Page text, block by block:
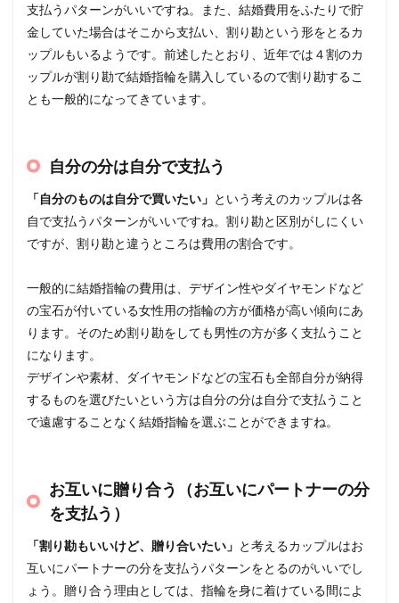
支払うパターンがいいですね。また、結婚費用をふたりで貯
金していた場合はそこから支払い、割り勘という形をとるカ
ップルもいるようです。前述したとおり、近年では４割のカ
ップルが割り勘で結婚指輪を購入しているので割り勘するこ
とも一般的になってきています。
自分の分は自分で支払う
「自分のものは自分で買いたい」 という考えのカップルは各
自で支払うパターンがいいですね。割り勘と区別がしにくい
ですが、割り勘と違うところは費用の割合です。
一般的に結婚指輪の費用は、デザイン性やダイヤモンドなど
の宝石が付いている女性用の指輪の方が価格が高い傾向にあ
ります。そのため割り勘をしても男性の方が多く支払うこと
になります。
デザインや素材、ダイヤモンドなどの宝石も全部自分が納得
するものを選びたいという方は自分の分は自分で支払うこと
で遠慮することなく結婚指輪を選ぶことができますね。
お互いに贈り合う（お互いにパートナーの分
を支払う）
「割り勘もいいけど、贈り合いたい」 と考えるカップルはお
互いにパートナーの分を支払うパターンをとるのがいいでし
ょう。贈り合う理由としては、指輪を身に着けている間によ